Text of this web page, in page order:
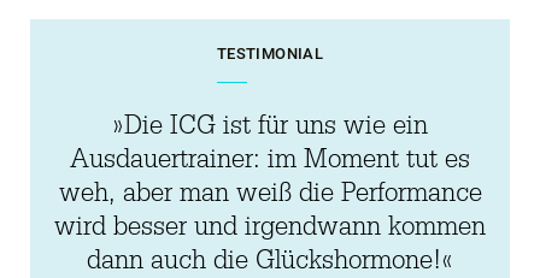
Heute haben wir
den erforderlichen
Führungs-Toolkit
und die passenden
Instrumente, um
neue
TESTIMONIAL
»Die ICG ist für uns wie ein
Ausdauertrainer: im Moment tut es
weh, aber man weiß die Performance
wird besser und irgendwann kommen
dann auch die Glückshormone!«